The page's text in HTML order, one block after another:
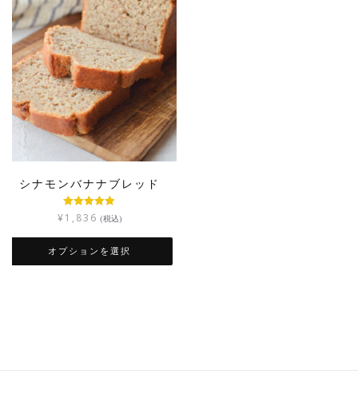
シナモンバナナブレッド
5段階中 4.84
の評価
¥1,836 (税込)
オプションを選択